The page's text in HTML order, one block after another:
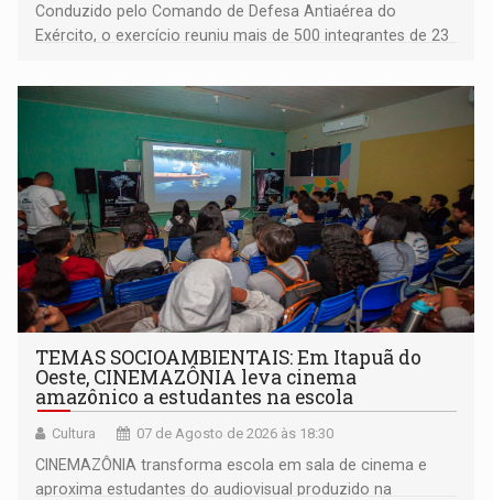
Conduzido pelo Comando de Defesa Antiaérea do
Exército, o exercício reuniu mais de 500 integrantes de 23
TEMAS SOCIOAMBIENTAIS: Em Itapuã do
Oeste, CINEMAZÔNIA leva cinema
amazônico a estudantes na escola
Cultura 07 de Agosto de 2026 às 18:30
CINEMAZÔNIA transforma escola em sala de cinema e
aproxima estudantes do audiovisual produzido na